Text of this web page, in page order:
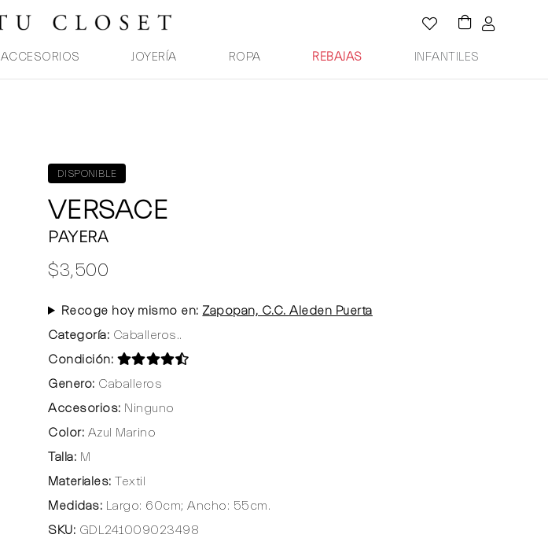
ACCESORIOS JOYERÍA ROPA REBAJAS INFANTILES
DISPONIBLE
VERSACE
PAYERA
$3,500
Recoge hoy mismo en: Zapopan, C.C. Aleden Puerta
Categoría: Caballeros..
Condición:
Genero: Caballeros
Accesorios: Ninguno
Color: Azul Marino
Talla: M
Materiales: Textil
Medidas: Largo: 60cm; Ancho: 55cm.
SKU: GDL241009023498